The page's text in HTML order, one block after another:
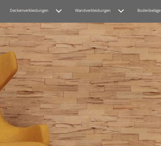
Deckenverkleidungen Wandverkleidungen Bodenbeläge